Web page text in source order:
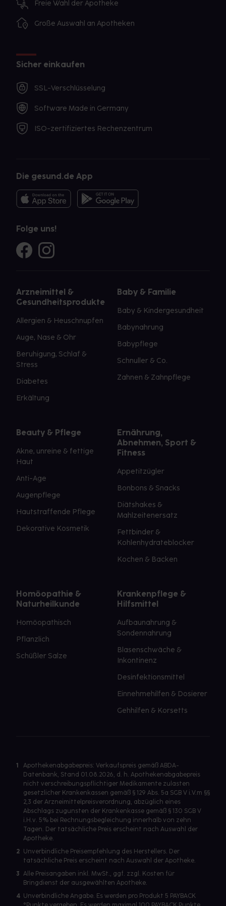
Freie Wahl der Apotheke
Große Auswahl an Apotheken
Sicher einkaufen
SSL-Verschlüsselung
Software Made in Germany
ISO-zertifiziertes Rechenzentrum
Die gesund.de App
Folge uns!
Arzneimittel &
Gesundheitsprodukte
Allergien & Heuschnupfen
Auge, Nase & Ohr
Beruhigung, Schlaf &
Stress
Diabetes
Erkältung
Baby & Familie
Baby & Kindergesundheit
Babynahrung
Babypflege
Schnuller & Co.
Zahnen & Zahnpflege
Beauty & Pflege
Akne, unreine & fettige
Haut
Anti-Age
Augenpflege
Hautstraffende Pflege
Dekorative Kosmetik
Ernährung,
Abnehmen, Sport &
Fitness
Appetitzügler
Bonbons & Snacks
Diätshakes &
Mahlzeitenersatz
Fettbinder &
Kohlenhydrateblocker
Kochen & Backen
Homöopathie &
Naturheilkunde
Homöopathisch
Pflanzlich
Schüßler Salze
Krankenpflege &
Hilfsmittel
Aufbaunahrung &
Sondennahrung
Blasenschwäche &
Inkontinenz
Desinfektionsmittel
Einnehmehilfen & Dosierer
Gehhilfen & Korsetts
1
Apothekenabgabepreis: Verkaufspreis gemäß ABDA-
Datenbank, Stand 01.08.2026, d. h. Apothekenabgabepreis
nicht verschreibungspflichtiger Medikamente zulasten
gesetzlicher Krankenkassen gemäß § 129 Abs. 5a SGB V i.V.m §§
2,3 der Arzneimittelpreisverordnung, abzüglich eines
Abschlags zugunsten der Krankenkasse gemäß § 130 SGB V
i.H.v. 5% bei Rechnungsbegleichung innerhalb von zehn
Tagen. Der tatsächliche Preis erscheint nach Auswahl der
Apotheke.
2 Unverbindliche Preisempfehlung des Herstellers. Der
tatsächliche Preis erscheint nach Auswahl der Apotheke.
3 Alle Preisangaben inkl. MwSt., ggf. zzgl. Kosten für
Bringdienst der ausgewählten Apotheke.
4 Unverbindliche Angabe. Es werden pro Produkt 5 PAYBACK